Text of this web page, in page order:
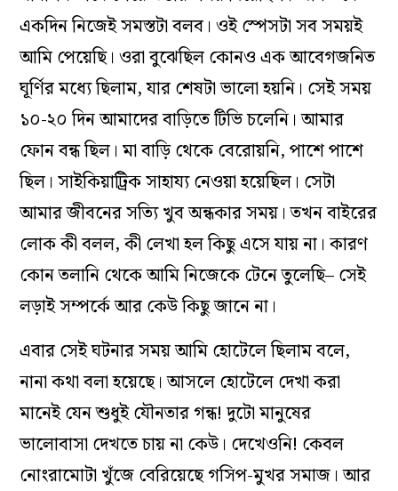
একদিন নিজেই সমস্তটা বলব। ওই স্পেসটা সব সময়ই
আমি পেয়েছি। ওরা বুঝেছিল কোনও এক আবেগজনিত
ঘূর্ণির মধ‌্যে ছিলাম, যার শেষটা ভালো হয়নি। সেই সময়
১০-২০ দিন আমাদের বাড়িতে টিভি চলেনি। আমার
ফোন বন্ধ ছিল। মা বাড়ি থেকে বেরোয়নি, পাশে পাশে
ছিল। সাইকিয়াট্রিক সাহায‌্য নেওয়া হয়েছিল। সেটা
আমার জীবনের সত্যি খুব অন্ধকার সময়। তখন বাইরের
লোক কী বলল, কী লেখা হল কিছু এসে যায় না। কারণ
কোন তলানি থেকে আমি নিজেকে টেনে তুলেছি– সেই
লড়াই সম্পর্কে আর কেউ কিছু জানে না।
এবার সেই ঘটনার সময় আমি হোটেলে ছিলাম বলে,
নানা কথা বলা হয়েছে। আসলে হোটেলে দেখা করা
মানেই যেন শুধুই যৌনতার গন্ধ! দুটো মানুষের
ভালোবাসা দেখতে চায় না কেউ। দেখেওনি! কেবল
নোংরামোটা খুঁজে বেরিয়েছে গসিপ-মুখর সমাজ। আর